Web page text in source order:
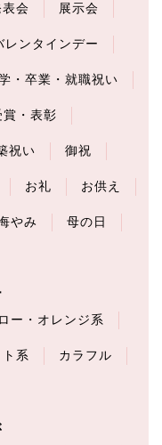
会 展示会
レンタインデー
・卒業・就職祝い
賞・表彰
祝い 御祝
お礼 お供え
やみ 母の日
ー・オレンジ系
系 カラフル